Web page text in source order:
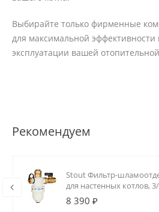
Выбирайте только фирменные
для максимальной эффективности
эксплуатации вашей
Рекомендуем
Stout Фильтр-
для настенных котлов,
8 390 ₽